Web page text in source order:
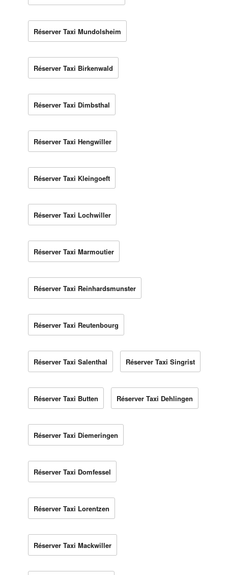
Réserver Taxi Mundolsheim
Réserver Taxi Birkenwald
Réserver Taxi Dimbsthal
Réserver Taxi Hengwiller
Réserver Taxi Kleingoeft
Réserver Taxi Lochwiller
Réserver Taxi Marmoutier
Réserver Taxi Reinhardsmunster
Réserver Taxi Reutenbourg
Réserver Taxi Salenthal Réserver Taxi Singrist
Réserver Taxi Butten Réserver Taxi Dehlingen
Réserver Taxi Diemeringen
Réserver Taxi Domfessel
Réserver Taxi Lorentzen
Réserver Taxi Mackwiller